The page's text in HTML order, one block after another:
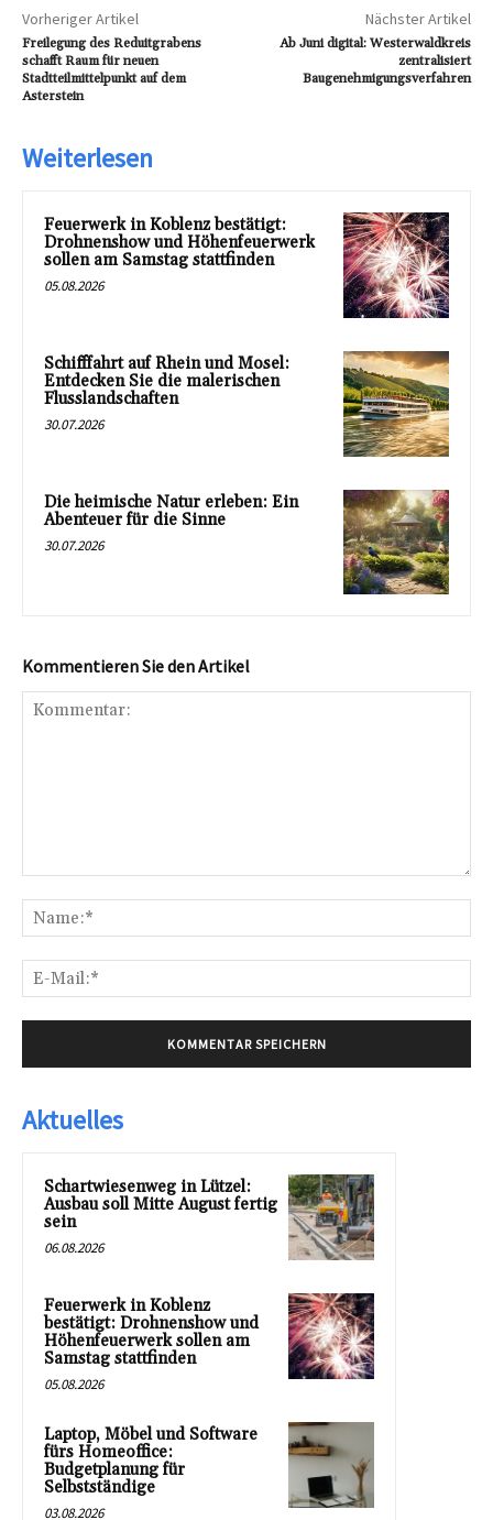
Vorheriger Artikel
Freilegung des Reduitgrabens
schafft Raum für neuen
Stadtteilmittelpunkt auf dem
Asterstein
Nächster Artikel
Ab Juni digital: Westerwaldkreis
zentralisiert
Baugenehmigungsverfahren
Weiterlesen
Feuerwerk in Koblenz bestätigt:
Drohnenshow und Höhenfeuerwerk
sollen am Samstag stattfinden
05.08.2026
Schifffahrt auf Rhein und Mosel:
Entdecken Sie die malerischen
Flusslandschaften
30.07.2026
Die heimische Natur erleben: Ein
Abenteuer für die Sinne
30.07.2026
Kommentieren Sie den Artikel
Aktuelles
Schartwiesenweg in Lützel:
Ausbau soll Mitte August fertig
sein
06.08.2026
Feuerwerk in Koblenz
bestätigt: Drohnenshow und
Höhenfeuerwerk sollen am
Samstag stattfinden
05.08.2026
Laptop, Möbel und Software
fürs Homeoffice:
Budgetplanung für
Selbstständige
03.08.2026